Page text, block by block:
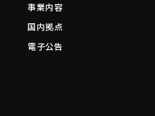
事業内容
国内拠点
電子公告